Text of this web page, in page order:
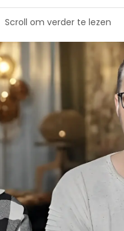
Scroll om verder te lezen